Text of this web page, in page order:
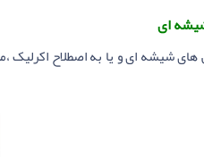
های شیشه ای و یا به اصطلاح